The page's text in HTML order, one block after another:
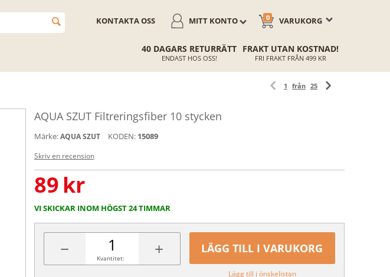
VARUKORG
0
MITT KONTO
KONTAKTA OSS
40 DAGARS RETURRÄTT
ENDAST HOS OSS!
FRAKT UTAN KOSTNAD!
FRI FRAKT FRÅN 499 KR
1 från 25
AQUA SZUT Filtreringsfiber 10 stycken
Märke: AQUA SZUT KODEN: 15089
Skriv en recension
89kr
VI SKICKAR INOM HÖGST 24 TIMMAR
− +
Kvantitet:
LÄGG TILL I VARUKORG
Lägg till i önskelistan